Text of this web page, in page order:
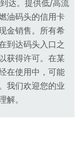
达。提供低/高流
油码头的信用卡
金销售。所有希
到达码头入口之
获得许可。在某
在使用中，可能
我们欢迎您的业
解。